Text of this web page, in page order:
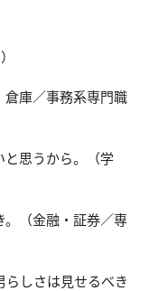
倉庫／事務系専門職
と思うから。（学
。（金融・証券／専
しさは見せるべき